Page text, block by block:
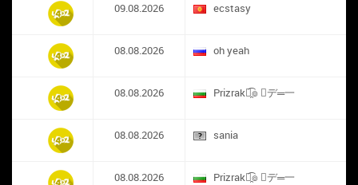
09.08.2026 ecstasy
08.08.2026 oh yeah
08.08.2026 Prizrak๏̯͡๏ ︻デ═一
08.08.2026 sania
08.08.2026 Prizrak๏̯͡๏ ︻デ═一